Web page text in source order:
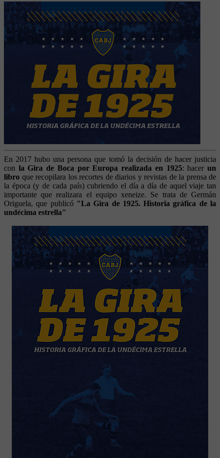
En 2017 hubo una persona que tomó la decisión de hacer justicia
con la Gira de Boca por Europa realizada en 1925: hacerun
libro que recopilara los recortes de diarios y revistas de la prensa de
la época (y de cada país) cubriendo el día a día de aquel viaje tan
importante que realizara el equipo xeneize. Se trata de Germán
Origuela, que publicó "La Gira de 1925. Historia gráfica de la
undécima estrella"